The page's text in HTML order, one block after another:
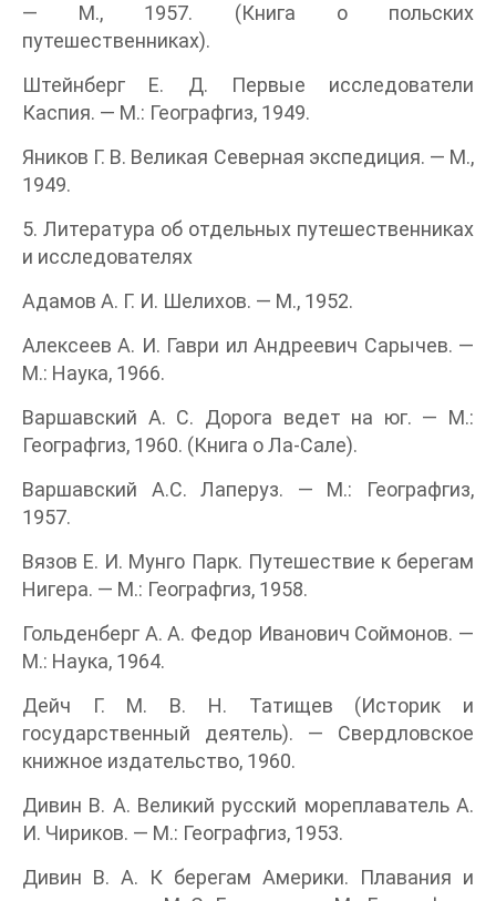
— М., 1957. (Книга о польских
путешественниках).
Штейнберг Е. Д. Первые исследователи
Каспия. — М.: Географгиз, 1949.
Яников Г. В. Великая Северная экспедиция. — М.,
1949.
5. Литература об отдельных путешественниках
и исследователях
Адамов А. Г. И. Шелихов. — М., 1952.
Алексеев А. И. Гаври ил Андреевич Сарычев. —
М.: Наука, 1966.
Варшавский А. С. Дорога ведет на юг. — М.:
Географгиз, 1960. (Книга о Ла-Сале).
Варшавский А.С. Лаперуз. — М.: Географгиз,
1957.
Вязов Е. И. Мунго Парк. Путешествие к берегам
Нигера. — М.: Географгиз, 1958.
Гольденберг А. А. Федор Иванович Соймонов. —
М.: Наука, 1964.
Дейч Г. М. В. Н. Татищев (Историк и
государственный деятель). — Свердловское
книжное издательство, 1960.
Дивин В. А. Великий русский мореплаватель А.
И. Чириков. — М.: Географгиз, 1953.
Дивин В. А. К берегам Америки. Плавания и